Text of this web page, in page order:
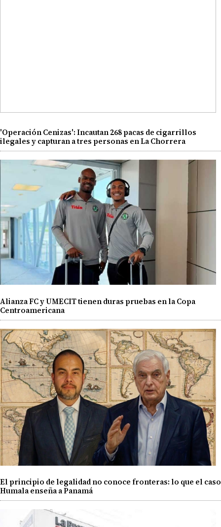
'Operación Cenizas': Incautan 268 pacas de cigarrillos
ilegales y capturan a tres personas en La Chorrera
Alianza FC y UMECIT tienen duras pruebas en la Copa
Centroamericana
El principio de legalidad no conoce fronteras: lo que el caso
Humala enseña a Panamá